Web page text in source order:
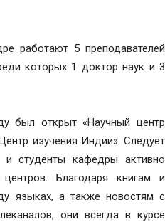
работают 5 преподавателей
которых 1 доктор наук и 3
был открыт «Научный центр
изучения Индии». Следует
и студенты кафедры активно
Благодаря книгам и
языках, а также новостям с
они всегда в курсе